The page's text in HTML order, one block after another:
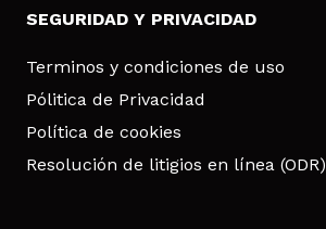
SEGURIDAD Y PRIVACIDAD
Terminos y condiciones de uso
Pólitica de Privacidad
Política de cookies
Resolución de litigios en línea (ODR)